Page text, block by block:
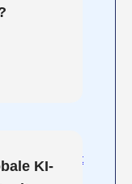
KI-